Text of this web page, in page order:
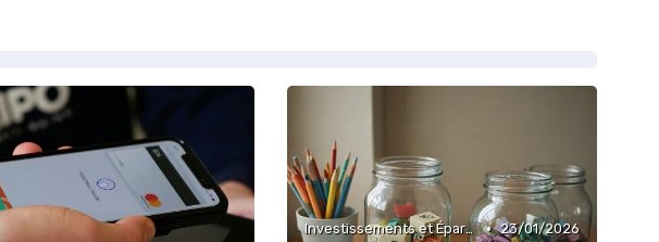
Investissements et Épargne Retraite • 23/01/2026